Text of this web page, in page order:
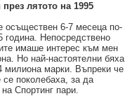
лятото на 1995
6-7 месеца по-
Непосредствено
имаше интерес към мен
Но най-настоятелни бяха
милиона марки. Въпреки че
се поколебаха, за да
Спортинг пари.